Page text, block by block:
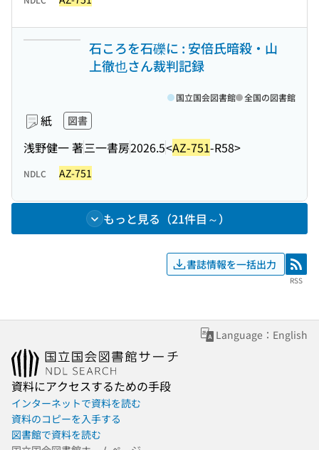
石ころを石礫に : 安倍氏暗殺・山
上徹也さん裁判記録
紙 図書
浅野健一 著三一書房2026.5<AZ-751-R58>
国立国会図書館 全国の図書館
NDLC AZ-751
もっと見る（21件目～）
書誌情報を一括出力 RSS
RSS
Language：English
資料にアクセスするための手段
インターネットで資料を読む
資料のコピーを入手する
図書館で資料を読む